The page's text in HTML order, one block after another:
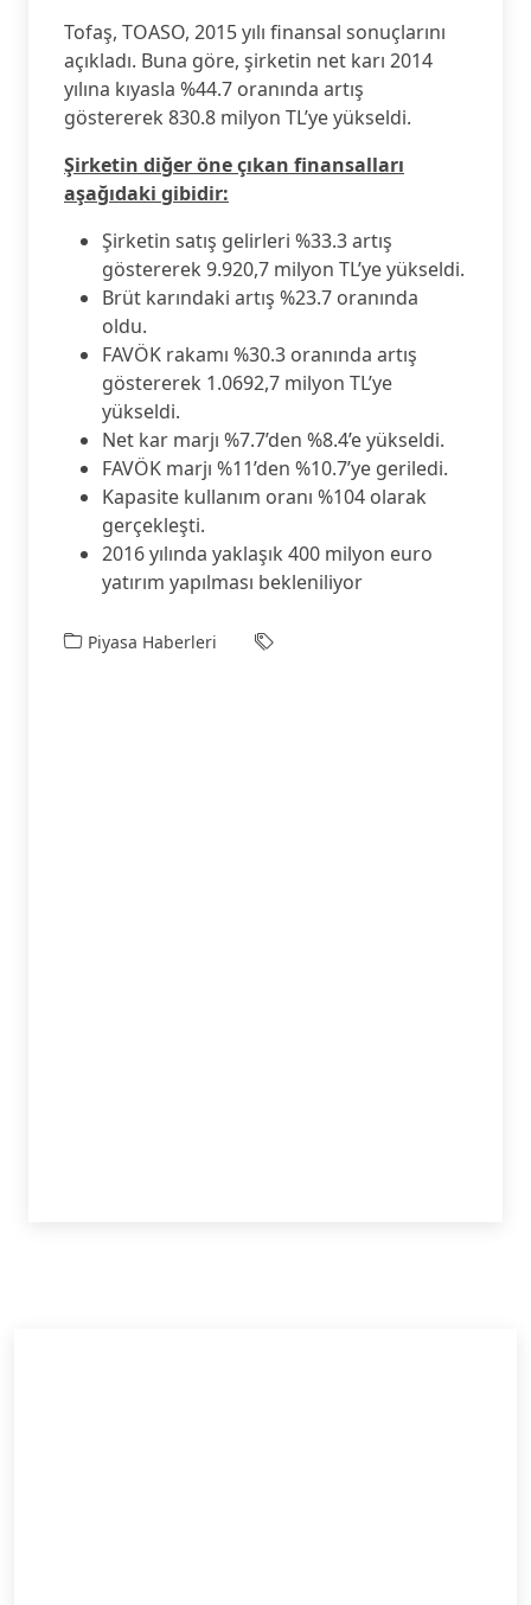
Tofaş, TOASO, 2015 yılı finansal sonuçlarını
açıkladı. Buna göre, şirketin net karı 2014
yılına kıyasla %44.7 oranında artış
göstererek 830.8 milyon TL’ye yükseldi.
Şirketin diğer öne çıkan finansalları
aşağıdaki gibidir:
Şirketin satış gelirleri %33.3 artış
göstererek 9.920,7 milyon TL’ye yükseldi.
Brüt karındaki artış %23.7 oranında
oldu.
FAVÖK rakamı %30.3 oranında artış
göstererek 1.0692,7 milyon TL’ye
yükseldi.
Net kar marjı %7.7’den %8.4’e yükseldi.
FAVÖK marjı %11’den %10.7’ye geriledi.
Kapasite kullanım oranı %104 olarak
gerçekleşti.
2016 yılında yaklaşık 400 milyon euro
yatırım yapılması bekleniliyor
Piyasa Haberleri